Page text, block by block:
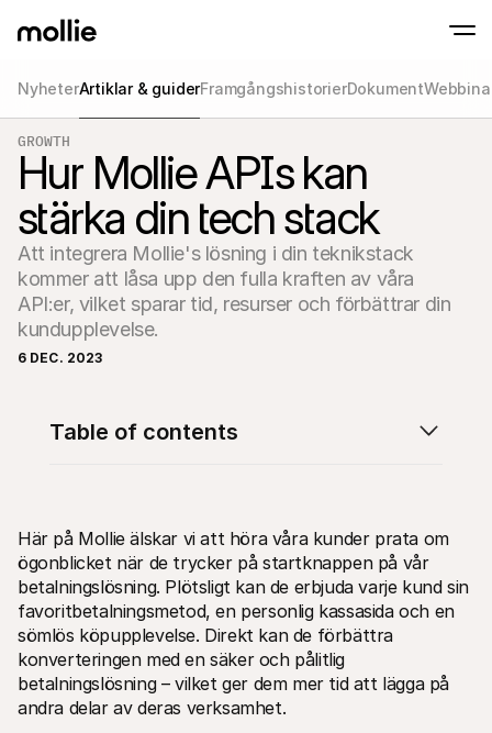
Tap to Pay on iPhone
Accept contactless payments right on
Learn more
Accept and manage
payments
In-person
Take payments with
devices
Checkout
Offer a checkout
conversion
Partners
For Agencies
Technical resources
Developers portal
Discover developer resources and updates
Libraries
NyheterArtiklar & guiderFramgångshistorierDokument
GROWTH
Hur Mollie APIs kan
stärka din tech stack
Att integrera Mollie's lösning i din teknikstack
kommer att låsa upp den fulla kraften av våra
API:er, vilket sparar tid, resurser och förbättrar din
kundupplevelse.
6 DEC. 2023
Här på Mollie älskar vi att höra våra kunder prata om
ögonblicket när de trycker på startknappen på vår
betalningslösning. Plötsligt kan de erbjuda varje kund sin
favoritbetalningsmetod, en personlig kassasida och en
sömlös köpupplevelse. Direkt kan de förbättra
konverteringen med en säker och pålitlig
betalningslösning – vilket ger dem mer tid att lägga på
andra delar av deras verksamhet.
Table of contents